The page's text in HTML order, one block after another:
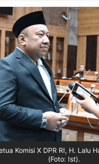
Komisi X DPR RI, H. Lalu
(Foto: Ist).